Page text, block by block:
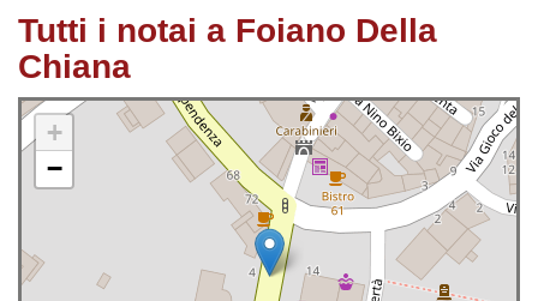
Tutti i notai a Foiano Della
Chiana
+
−